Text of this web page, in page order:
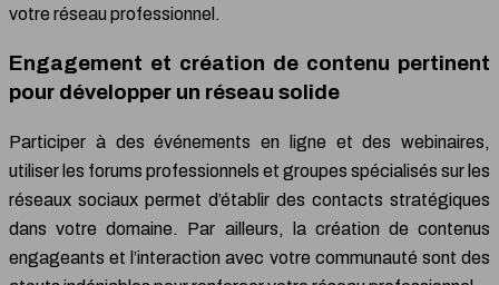
votre réseau professionnel.
Engagement et création de contenu pertinent
pour développer un réseau solide
Participer à des événements en ligne et des webinaires,
utiliser les forums professionnels et groupes spécialisés sur les
réseaux sociaux permet d’établir des contacts stratégiques
dans votre domaine. Par ailleurs, la création de contenus
engageants et l’interaction avec votre communauté sont des